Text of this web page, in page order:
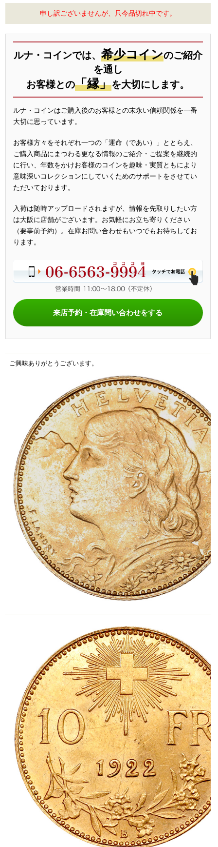
申し訳ございませんが、只今品切れ中です。
ルナ・コインでは、 希少コインのご紹介
を通し
お客様との「縁」を大切にします。
ルナ・コインはご購入後のお客様との末永い信頼関係を一番
大切に思っています。
お客様方々をそれぞれ一つの「運命（であい）」ととらえ、
ご購入商品にまつわる更なる情報のご紹介・ご提案を継続的
に行い、年数をかけお客様のコインを趣味・実質ともにより
意味深いコレクションにしていくためのサポートをさせてい
ただいております。
入荷は随時アップロードされますが、情報を先取りしたい方
は大阪に店舗がございます。お気軽にお立ち寄りください
（要事前予約）。在庫お問い合わせもいつでもお待ちしてお
ります。
来店予約・在庫問い合わせをする
ご興味ありがとうございます。